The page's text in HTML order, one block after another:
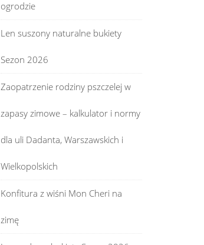
ogrodzie
Len suszony naturalne bukiety
Sezon 2026
Zaopatrzenie rodziny pszczelej w
zapasy zimowe – kalkulator i normy
dla uli Dadanta, Warszawskich i
Wielkopolskich
Konfitura z wiśni Mon Cheri na
zimę